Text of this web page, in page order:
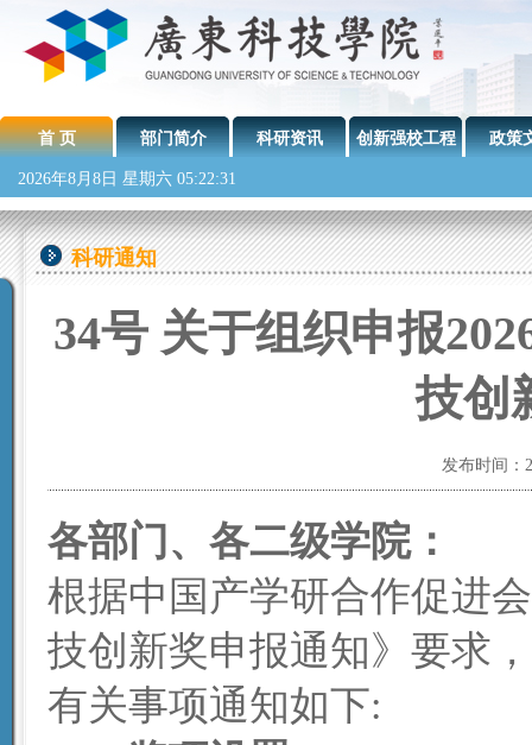
首 页 部门简介 科研资讯 创新强校工程 政策
2026年8月8日 星期六 05:22:32
科研通知
34号 关于组织申报
技创
发布时间：
各部门 、 各二级学院：
根据中国产学研合作促进
技创新奖申报通知》要求
有关事项通知如下: